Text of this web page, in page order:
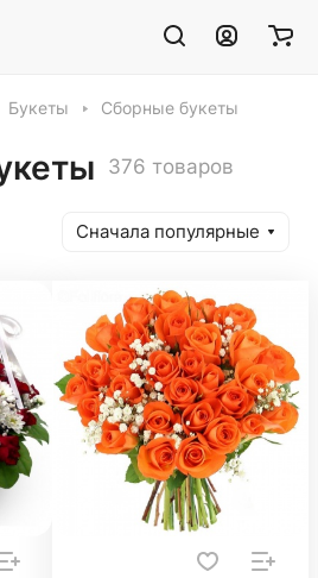
Букеты Сборные букеты
376 товаров
Сначала популярные